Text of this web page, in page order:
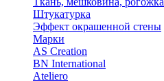
Штукатурка
Эффект окрашенной стены
Марки
AS Creation
BN International
Ateliero